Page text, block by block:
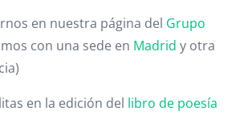
en nuestra página del Grupo
con una sede en Madrid y otra
en la edición del libro de poesía